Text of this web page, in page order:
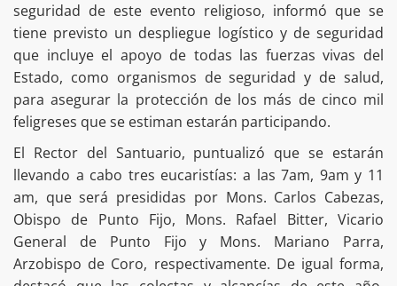
seguridad de este evento religioso, informó que se
tiene previsto un despliegue logístico y de seguridad
que incluye el apoyo de todas las fuerzas vivas del
Estado, como organismos de seguridad y de salud,
para asegurar la protección de los más de cinco mil
feligreses que se estiman estarán participando.
El Rector del Santuario, puntualizó que se estarán
llevando a cabo tres eucaristías: a las 7am, 9am y 11
am, que será presididas por Mons. Carlos Cabezas,
Obispo de Punto Fijo, Mons. Rafael Bitter, Vicario
General de Punto Fijo y Mons. Mariano Parra,
Arzobispo de Coro, respectivamente. De igual forma,